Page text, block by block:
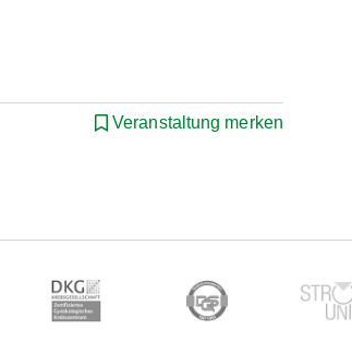
Veranstaltung merken